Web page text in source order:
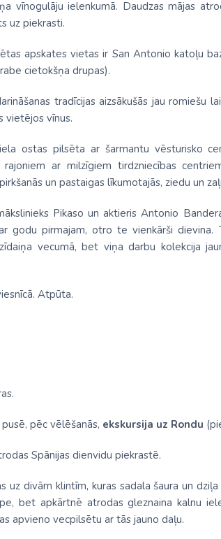
vīnogulāju ielenkumā. Daudzas mājas
uz piekrasti.
apskates vietas ir San Antonio katoļu
cietokšņa drupas).
tradīcijas aizsākušās jau romiešu
vietējos vīnus.
ostas pilsēta ar šarmantu vēsturisko
rajoniem ar milzīgiem tirdzniecības
un pastaigas līkumotajās, ziedu un
Pikaso un aktieris Antonio
godu pirmajam, otro te vienkārši dievina.
vecumā, bet viņa darbu kolekcija
Atpūta.
pēc vēlēšanās, ekskursija uz Rondu
Spānijas dienvidu piekrastē.
uz divām klintīm, kuras sadala šaura un
bet apkārtnē atrodas gleznaina kalnu
apvieno vecpilsētu ar tās jauno daļu.